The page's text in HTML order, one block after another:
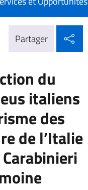
Partager
du
italiens
des
de l’Italie